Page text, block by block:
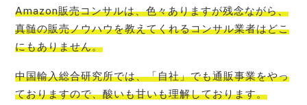
Amazon販売コンサルは、色々ありますが残念ながら、
真髄の販売ノウハウを教えてくれるコンサル業者はどこ
にもありません。
中国輸入総合研究所では、「自社」でも通販事業をやっ
ておりますので、酸いも甘いも理解しております。